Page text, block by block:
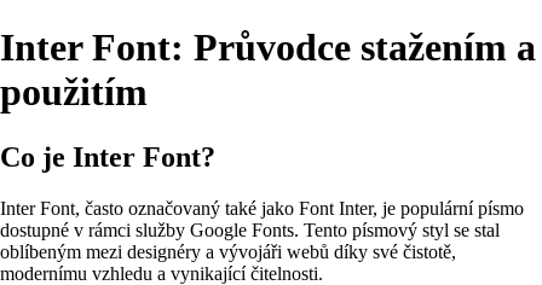
Inter Font: Průvodce stažením a
použitím
Co je Inter Font?
Inter Font, často označovaný také jako Font Inter, je populární písmo
dostupné v rámci služby Google Fonts. Tento písmový styl se stal
oblíbeným mezi designéry a vývojáři webů díky své čistotě,
modernímu vzhledu a vynikající čitelnosti.